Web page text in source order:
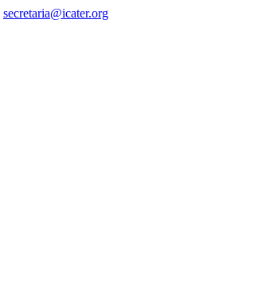
secretaria@icater.org